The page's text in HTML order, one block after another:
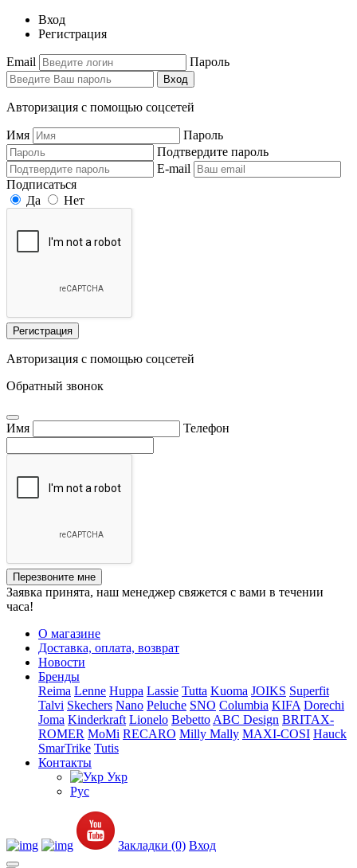
Вход
Регистрация
Email Пароль
Вход
Авторизация с помощью соцсетей
Имя
Пароль
Подтвердите пароль
E-mail
Подписаться
Да
Нет
Регистрация
Авторизация с помощью соцсетей
Обратный звонок
Имя Телефон
Перезвоните мне
Заявка принята, наш менеджер свяжется с вами в течении
часа!
О магазине
Доставка, оплата, возврат
Новости
Бренды
Reima Lenne Huppa Lassie Tutta Kuoma JOIKS Superfit
Talvi Skechers Nano Peluche SNO Columbia KIFA Dorechi
Joma Kinderkraft Lionelo Bebetto ABC Design BRITAX-
ROMER MoMi RECARO Milly Mally MAXI-COSI Hauck
SmarTrike Tutis
Контакты
Укр
Рус
Закладки (0) Вход